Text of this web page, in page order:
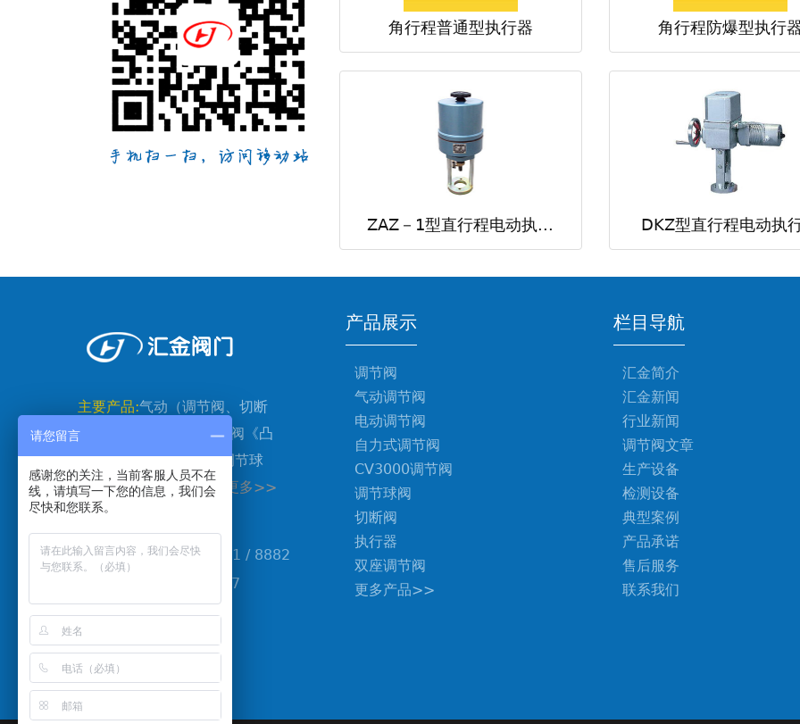
角行程普通型执行器 角行程防爆型执行
ZAZ－1型直行程电动执... DKZ型直行程电动执
主要产品:气动（调节阀、切断
阀、V型球阀、偏芯旋转阀《凸
轮挠曲阀》、疏水阀、调节球
阀、调节蝶阀)... [了解更多>>
]
TEL:0577-6731 8881 / 8882
FAX:0577-67318887
产品展示
调节阀
气动调节阀
电动调节阀
自力式调节阀
CV3000调节阀
调节球阀
切断阀
执行器
双座调节阀
更多产品>>
栏目导航
汇金简介
汇金新闻
行业新闻
调节阀文章
生产设备
检测设备
典型案例
产品承诺
售后服务
联系我们
请您留言
感谢您的关注，当前客服人员不在
线，请填写一下您的信息，我们会
尽快和您联系。